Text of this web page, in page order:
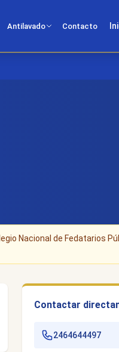
Antilavado Contacto
Nacional de Fedatarios
Contactar
2464644497